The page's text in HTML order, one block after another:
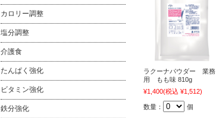
ラクーナパウダー 業務
用 もも味 810g
¥1,400(税込 ¥1,512)
数量： 個
カロリー調整
塩分調整
介護食
たんぱく強化
ビタミン強化
鉄分強化